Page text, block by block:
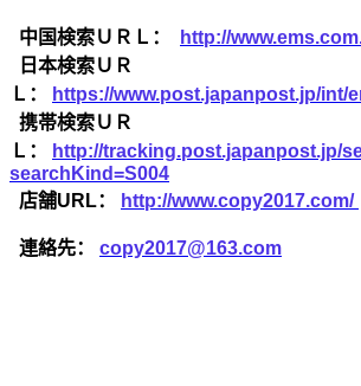
中国検索ＵＲＬ：
http://
日本検索ＵＲ
Ｌ：
https://www.post.japanpost.jp/int/
携帯検索ＵＲ
Ｌ：
http://tracking.post.japanpost.jp/
searchKind=S004
店舗URL：
http://www.copy2017.com/
連絡先： copy2017@163.com